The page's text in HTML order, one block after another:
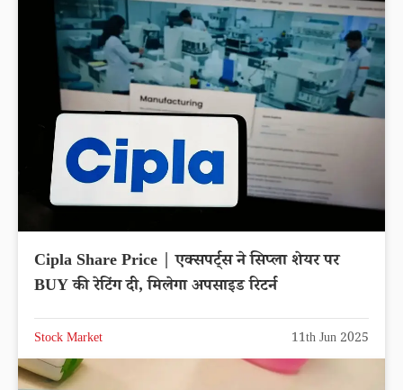
Cipla Share Price | एक्सपर्ट्स ने सिप्ला शेयर पर
BUY की रेटिंग दी, मिलेगा अपसाइड रिटर्न
Stock Market 11th Jun 2025